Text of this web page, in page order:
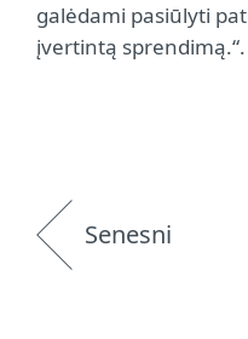
galėdami pasiūlyti
įvertintą sprendimą.“.
Senesni